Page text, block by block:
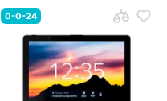
0-0-24